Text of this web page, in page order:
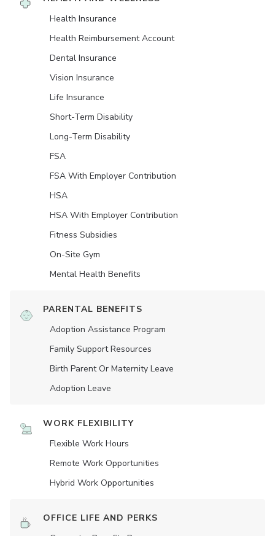
Health Insurance
Health Reimbursement Account
Dental Insurance
Vision Insurance
Life Insurance
Short-Term Disability
Long-Term Disability
FSA
FSA With Employer Contribution
HSA
HSA With Employer Contribution
Fitness Subsidies
On-Site Gym
Mental Health Benefits
PARENTAL BENEFITS
Adoption Assistance Program
Family Support Resources
Birth Parent Or Maternity Leave
Adoption Leave
WORK FLEXIBILITY
Flexible Work Hours
Remote Work Opportunities
Hybrid Work Opportunities
OFFICE LIFE AND PERKS